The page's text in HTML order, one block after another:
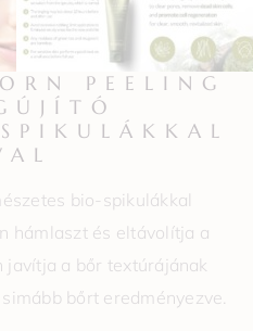
PEELING
bio-spikulákkal
hámlaszt és eltávolítja a
javítja a bőr textúrájának
bőrt eredményezve.